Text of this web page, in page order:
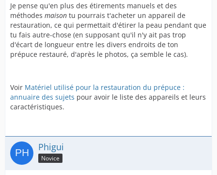
Je pense qu'en plus des étirements manuels et des
méthodes maison tu pourrais t'acheter un appareil de
restauration, ce qui permettait d'étirer la peau pendant que
tu fais autre-chose (en supposant qu'il n'y ait pas trop
d'écart de longueur entre les divers endroits de ton
prépuce restauré, d'après le photos, ça semble le cas).
Voir Matériel utilisé pour la restauration du prépuce :
annuaire des sujets pour avoir le liste des appareils et leurs
caractéristiques.
Phigui
Novice